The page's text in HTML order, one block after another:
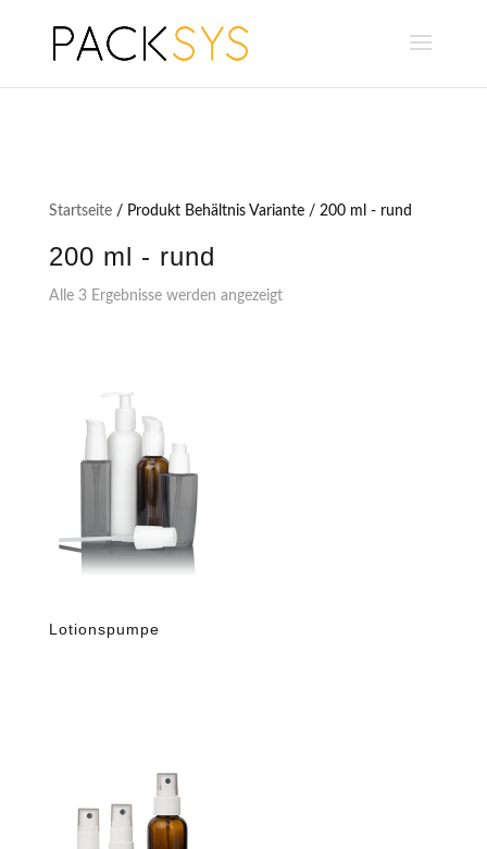
Startseite/ Produkt Behältnis Variante / 200 ml - rund
200 ml - rund
Alle 3 Ergebnisse werden angezeigt
Lotionspumpe